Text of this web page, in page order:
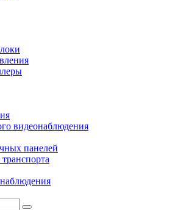
видеонаблюдения
панелей